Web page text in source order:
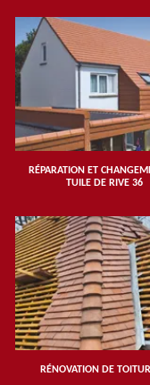
RÉPARATION ET
TUILE DE RIVE 36
RÉNOVATION DE